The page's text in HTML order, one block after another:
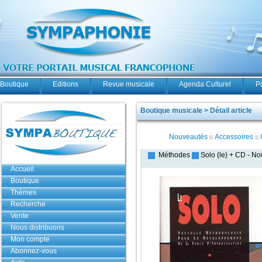
Boutique Editions Revue musicale Agenda Culturel
Accueil
Boutique
Thèmes
Recherche
Vente
Nous distribuons
Mon compte
Abonnez-vous
Boutique musicale > Détail article
Nouveautés Accessoires
Méthodes Solo (le) + CD -